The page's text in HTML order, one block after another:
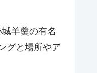
城羊羹の有名
グと場所やア